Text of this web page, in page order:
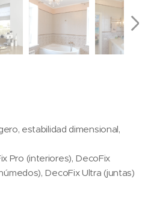
estabilidad dimensional,
Pro (interiores), DecoFix
DecoFix Ultra (juntas)